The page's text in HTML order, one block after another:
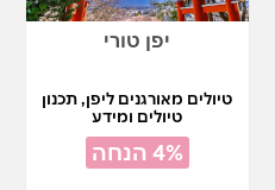
יפן טורי
טיולים מאורגנים ליפן, תכנון
טיולים ומידע
4% הנחה